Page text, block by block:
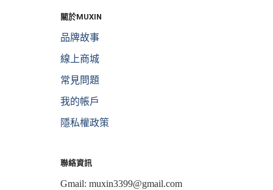
關於MUXIN
品牌故事
線上商城
常見問題
我的帳戶
隱私權政策
聯絡資訊
Gmail: muxin3399@gmail.com